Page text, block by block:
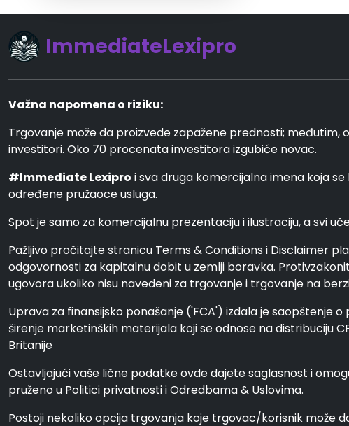
ImmediateLexipro
Važna napomena o riziku:
Trgovanje može da proizvede zapažene prednosti;
investitori. Oko 70 procenata investitora izgubiće novac.
#Immediate Lexipro i sva druga komercijalna imena koja
određene pružaoce usluga.
Spot je samo za komercijalnu prezentaciju i ilustraciju, a svi
Pažljivo pročitajte stranicu Terms & Conditions i Disclaimer
odgovornosti za kapitalnu dobit u zemlji boravka.
ugovora ukoliko nisu navedeni za trgovanje i trgovanje na
Uprava za finansijsko ponašanje ('FCA') izdala je saopštenje
širenje marketinških materijala koji se odnose na distribuciju
Britanije
Ostavljajući vaše lične podatke ovde dajete saglasnost i
pruženo u Politici privatnosti i Odredbama & Uslovima.
Postoji nekoliko opcija trgovanja koje trgovac/korisnik može